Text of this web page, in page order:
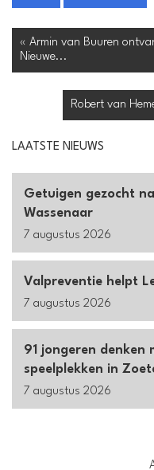
« Armin van Buuren
Nieuwe...
Robert van
LAATSTE NIEUWS
Getuigen gezocht
Wassenaar
7 augustus 2026
Valpreventie helpt
7 augustus 2026
91 jongeren denken
speelplekken in
7 augustus 2026